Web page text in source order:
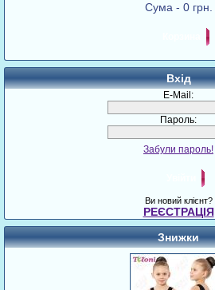
Сума - 0 грн.
Вхід
E-Mail:
Пароль:
Забули пароль!
Ви новий клієнт?
РЕЄСТРАЦІЯ
Знижки